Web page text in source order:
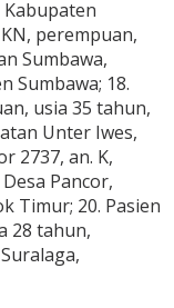
Kabupaten
perempuan,
Sumbawa,
Sumbawa; 18.
usia 35 tahun,
Unter Iwes,
2737, an. K,
Pancor,
Timur; 20. Pasien
28 tahun,